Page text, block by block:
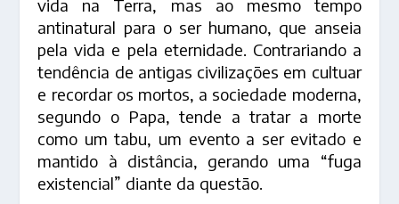
vida na Terra, mas ao mesmo tempo
antinatural para o ser humano, que anseia
pela vida e pela eternidade. Contrariando a
tendência de antigas civilizações em cultuar
e recordar os mortos, a sociedade moderna,
segundo o Papa, tende a tratar a morte
como um tabu, um evento a ser evitado e
mantido à distância, gerando uma “fuga
existencial” diante da questão.